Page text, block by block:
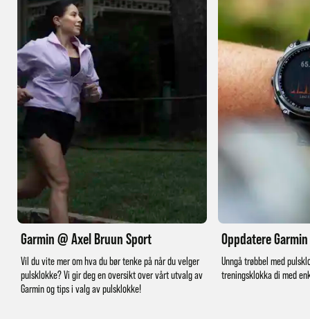
Garmin @ Axel Bruun Sport
Vil du vite mer om hva du bør tenke på når du velger
pulsklokke? Vi gir deg en oversikt over vårt utvalg av
Garmin og tips i valg av pulsklokke!
Oppdatere
Unngå trøbbel med
treningsklokka di med